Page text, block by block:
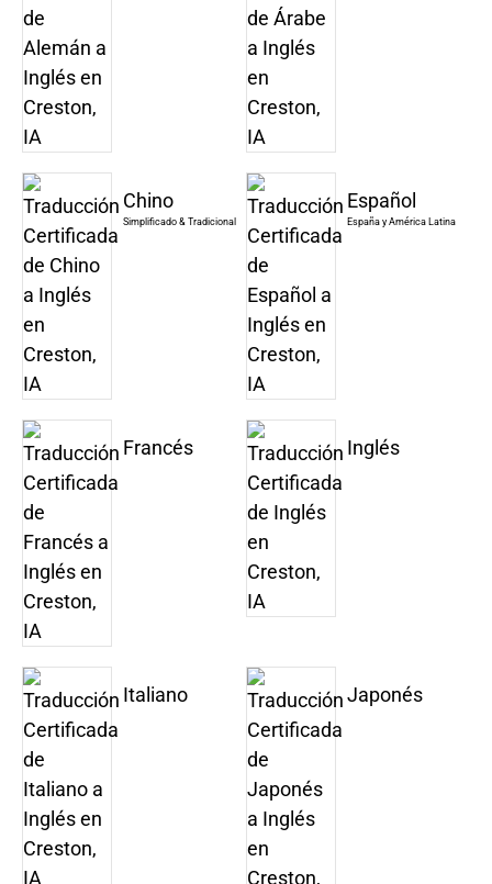
Chino
Simplificado & Tradicional
Español
España y América Latina
Francés Inglés
Italiano Japonés